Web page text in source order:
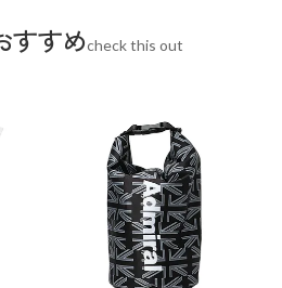
Length 42cm
すすめcheck this out